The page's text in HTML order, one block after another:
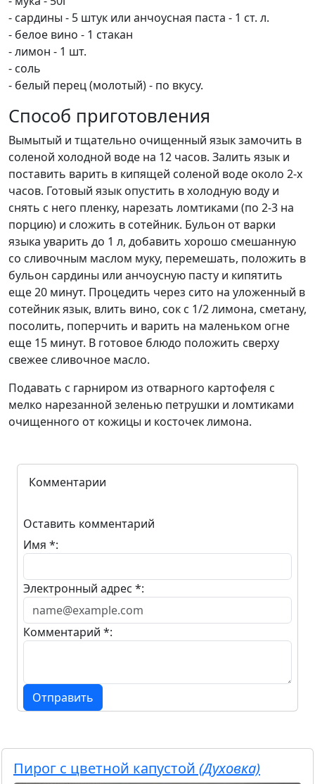
- сардины - 5 штук или анчоусная паста - 1 ст. л.
- белое вино - 1 стакан
- лимон - 1 шт.
- соль
- белый перец (молотый) - по вкусу.
Способ приготовления
Вымытый и тщательно очищенный язык замочить в
соленой холодной воде на 12 часов. Залить язык и
поставить варить в кипящей соленой воде около 2-х
часов. Готовый язык опустить в холодную воду и
снять с него пленку, нарезать ломтиками (по 2-3 на
порцию) и сложить в сотейник. Бульон от варки
языка уварить до 1 л, добавить хорошо смешанную
со сливочным маслом муку, перемешать, положить в
бульон сардины или анчоусную пасту и кипятить
еще 20 минут. Процедить через сито на уложенный в
сотейник язык, влить вино, сок с 1/2 лимона, сметану,
посолить, поперчить и варить на маленьком огне
еще 15 минут. В готовое блюдо положить сверху
свежее сливочное масло.
Подавать с гарниром из отварного картофеля с
мелко нарезанной зеленью петрушки и ломтиками
очищенного от кожицы и косточек лимона.
Комментарии
Оставить комментарий
Имя *:
Электронный адрес *:
Комментарий *:
Отправить
Пирог с цветной капустой (Духовка)